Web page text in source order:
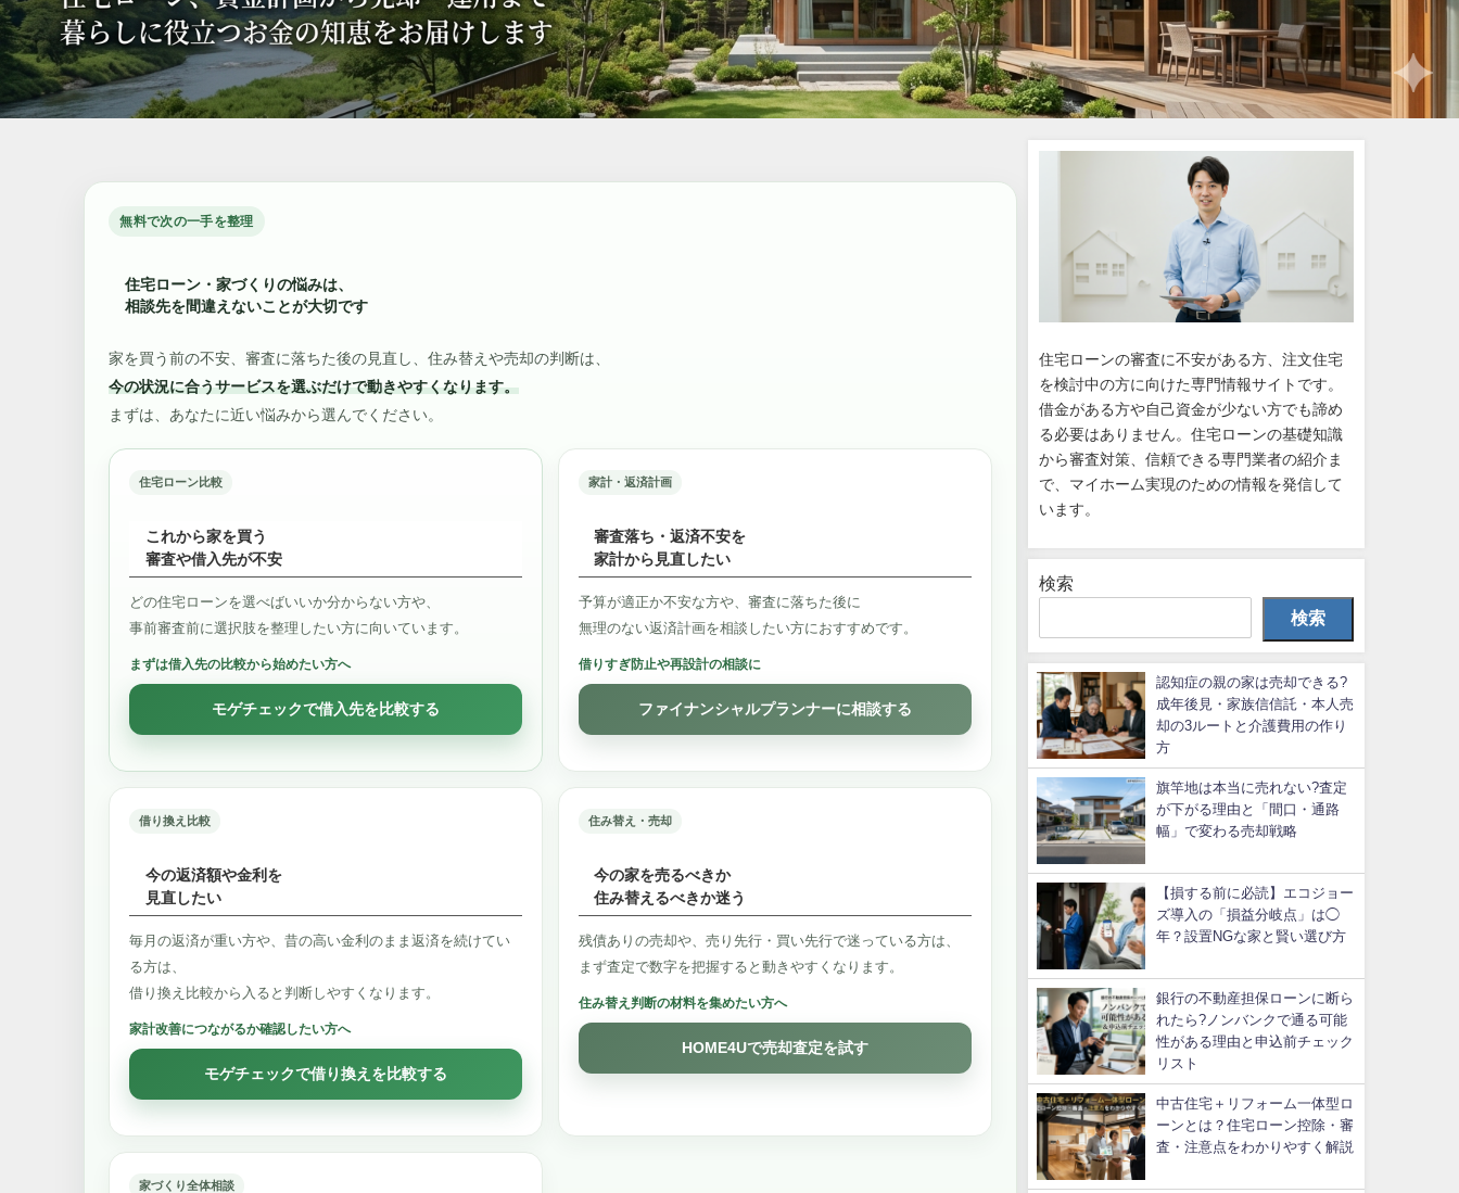
無料で次の一手を整理
住宅ローン・家づくりの悩みは、
相談先を間違えないことが大切です
家を買う前の不安、審査に落ちた後の見直し、住み替えや売却の判断は、
今の状況に合うサービスを選ぶだけで動きやすくなります。
まずは、あなたに近い悩みから選んでください。
住宅ローン比較
これから家を買う
審査や借入先が不安
どの住宅ローンを選べばいいか分からない方や、
事前審査前に選択肢を整理したい方に向いています。
まずは借入先の比較から始めたい方へ
モゲチェックで借入先を比較する
家計・返済計画
審査落ち・返済不安を
家計から見直したい
予算が適正か不安な方や、審査に落ちた後に
無理のない返済計画を相談したい方におすすめです。
借りすぎ防止や再設計の相談に
ファイナンシャルプランナーに相談する
借り換え比較
今の返済額や金利を
見直したい
毎月の返済が重い方や、昔の高い金利のまま返済を続けてい
る方は、
借り換え比較から入ると判断しやすくなります。
家計改善につながるか確認したい方へ
モゲチェックで借り換えを比較する
住み替え・売却
今の家を売るべきか
住み替えるべきか迷う
残債ありの売却や、売り先行・買い先行で迷っている方は、
まず査定で数字を把握すると動きやすくなります。
住み替え判断の材料を集めたい方へ
HOME4Uで売却査定を試す
家づくり全体相談
住宅ローンの審査に不安がある方、注文住宅
を検討中の方に向けた専門情報サイトです。
借金がある方や自己資金が少ない方でも諦め
る必要はありません。住宅ローンの基礎知識
から審査対策、信頼できる専門業者の紹介ま
で、マイホーム実現のための情報を発信して
います。
検索
検索
認知症の親の家は売却できる?
成年後見・家族信信託・本人売
却の3ルートと介護費用の作り
方
旗竿地は本当に売れない?査定
が下がる理由と「間口・通路
幅」で変わる売却戦略
【損する前に必読】エコジョー
ズ導入の「損益分岐点」は◯
年？設置NGな家と賢い選び方
銀行の不動産担保ローンに断ら
れたら?ノンバンクで通る可能
性がある理由と申込前チェック
リスト
中古住宅＋リフォーム一体型ロ
ーンとは？住宅ローン控除・審
査・注意点をわかりやすく解説